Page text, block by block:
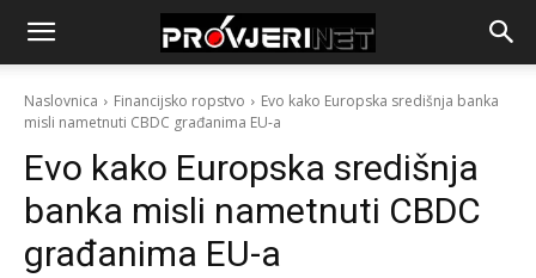
Naslovnica Financijsko ropstvo
Evo kako Europska središnja banka
misli nametnuti CBDC građanima EU-a
Evo kako Europska središnja
banka misli nametnuti CBDC
građanima EU-a